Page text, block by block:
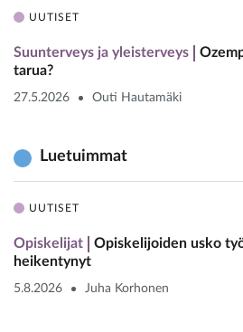
UUTISET
Suunterveys ja yleisterveys
tarua?
27.5.2026 Outi Hautamäki
Luetuimmat
UUTISET
Opiskelijat
Opiskelijoiden usko
heikentynyt
5.8.2026 Juha Korhonen